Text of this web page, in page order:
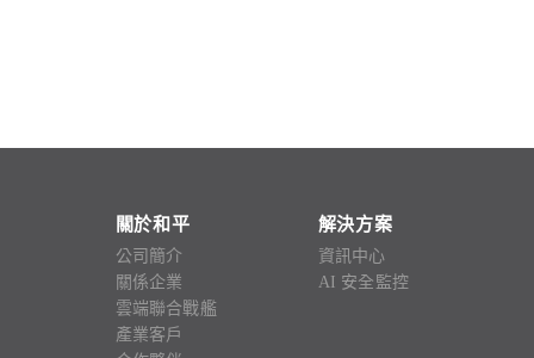
關於和平
公司簡介
關係企業
雲端聯合戰艦
產業客戶
解決方案
資訊中心
AI 安全監控